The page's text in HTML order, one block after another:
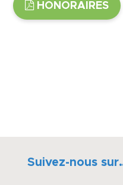
HONORAIRES
Suivez-nous